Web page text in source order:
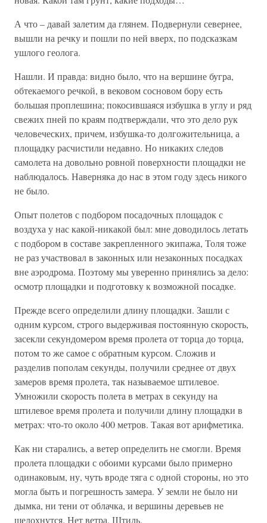
А что – давай залетим да глянем. Подвернули севернее,
вышли на речку и пошли по ней вверх, по подсказкам
ушлого геолога.
Нашли. И правда: видно было, что на вершине бугра,
обтекаемого речкой, в вековом сосновом бору есть
большая проплешина; покосившаяся избушка в углу и ряд
свежих пней по краям подтверждали, что это дело рук
человеческих, причем, избушка-то долгожительница, а
площадку расчистили недавно. Но никаких следов
самолета на довольно ровной поверхности площадки не
наблюдалось. Наверняка до нас в этом году здесь никого
не было.
Опыт полетов с подбором посадочных площадок с
воздуха у нас какой-никакой был: мне доводилось летать
с подбором в составе закрепленного экипажа, Толя тоже
не раз участвовал в законных или незаконных посадках
вне аэродрома. Поэтому мы уверенно принялись за дело:
осмотр площадки и подготовку к возможной посадке.
Прежде всего определили длину площадки. Зашли с
одним курсом, строго выдерживая постоянную скорость,
засекли секундомером время пролета от торца до торца,
потом то же самое с обратным курсом. Сложив и
разделив пополам секунды, получили среднее от двух
замеров время пролета, так называемое штилевое.
Умножили скорость полета в метрах в секунду на
штилевое время пролета и получили длину площадки в
метрах: что-то около 400 метров. Такая вот арифметика.
Как ни старались, а ветер определить не смогли. Время
пролета площадки с обоими курсами было примерно
одинаковым, ну, чуть вроде тяга с одной стороны, но это
могла быть и погрешность замера. У земли не было ни
дымка, ни тени от облачка, и вершины деревьев не
шелохнутся. Нет ветра. Штиль.